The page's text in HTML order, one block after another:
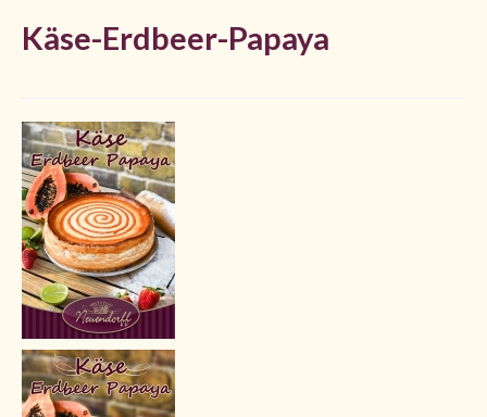
Käse-Erdbeer-Papaya